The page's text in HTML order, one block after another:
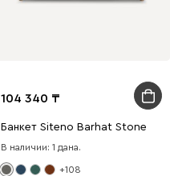
104 340
Банкет Siteno Barhat Stone
В наличии: 1 дана.
+108